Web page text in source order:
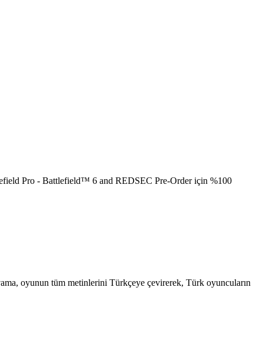
Pro - Battlefield™ 6 and REDSEC Pre-Order için %100
oyunun tüm metinlerini Türkçeye çevirerek, Türk oyuncuların